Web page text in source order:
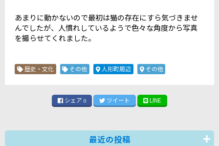
あまりに動かないので最初は猫の存在にすら気づきませ
んでしたが、人慣れしているようで色々な角度から写真
を撮らせてくれました。
歴史・文化 その他 人形町周辺 その他
シェア 0 ツイート LINE
最近の投稿